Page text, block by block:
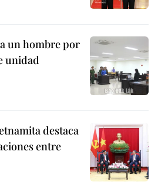
un hombre por
unidad
destaca
entre